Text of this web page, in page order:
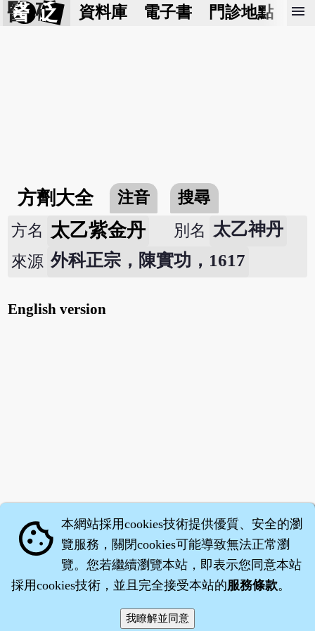
醫 砭 資料庫 電子書 門診地點 預
menu
方劑大全 注音
搜尋
方名 太乙紫金丹 別名 太乙神丹
來源 外科正宗，陳實功，1617
English version
‧沈藥子©2008～2026
cookie 本網站採用cookies技術提供優質、安全的瀏
覽服務，關閉cookies可能導致無法正常瀏
覽。您若繼續瀏覽本站，即表示您同意本站
採用cookies技術，並且完全接受本站的服務條款。